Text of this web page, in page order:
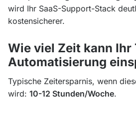
wird Ihr SaaS-Support-Stack
kostensicherer.
Wie viel Zeit kann Ihr
Automatisierung
Typische Zeitersparnis, wenn
wird: 10-12 Stunden/Woche.